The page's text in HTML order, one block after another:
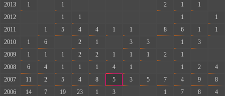
2013
1 1 2 1 1
2012
1 1 1
1
2011
1 5 4 4 1 1 8 6 1
1
2010
1 6 2 1 3 3 1 3
2009
1 1 1 2 2 1 1 1 2 1
2008
6 4 1 1 1 4 1 1 2
4
2007
11 2 5 4 8 5 3 5 7 4 9
8
2006
14 7 19 23 1 3 1 7 8
4